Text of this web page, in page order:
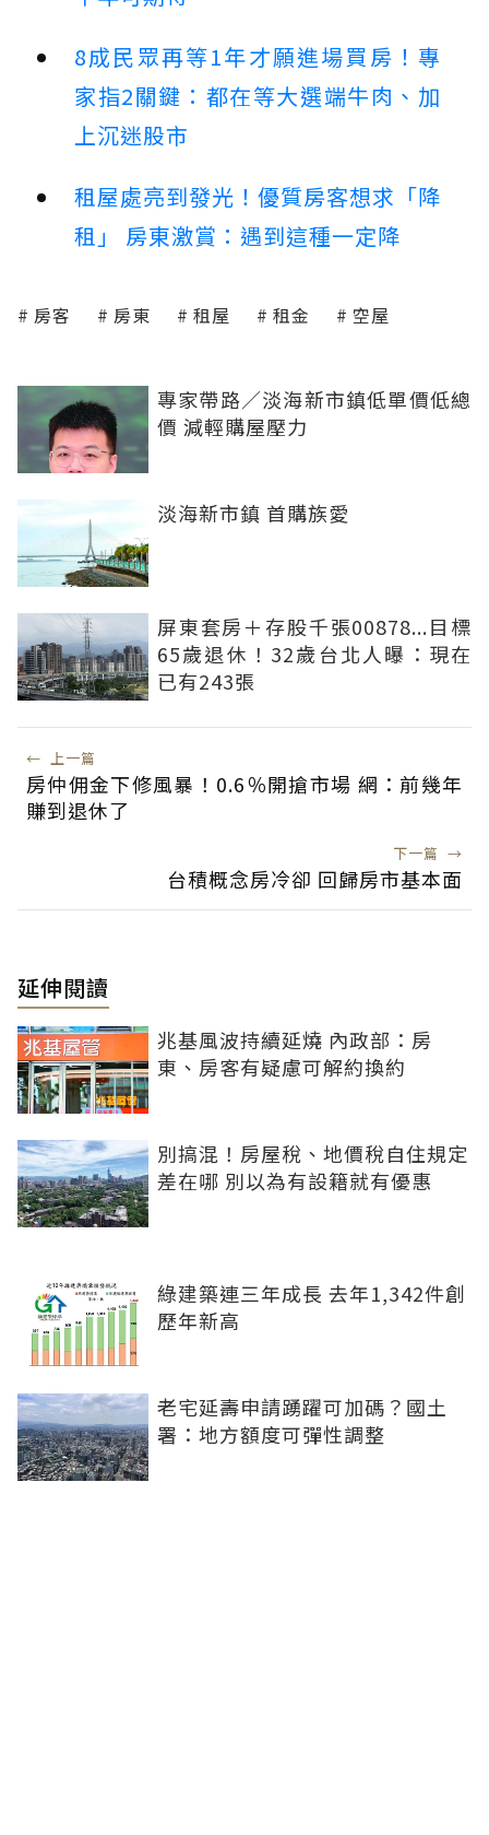
8成民眾再等1年才願進場買房！專
家指2關鍵：都在等大選端牛肉、加
上沉迷股市
租屋處亮到發光！優質房客想求「降
租」 房東激賞：遇到這種一定降
房客 房東 租屋 租金 空屋
專家帶路／淡海新市鎮低單價低總
價 減輕購屋壓力
淡海新市鎮 首購族愛
屏東套房＋存股千張00878...目標
65歲退休！32歲台北人曝：現在
已有243張
← 上一篇
房仲佣金下修風暴！0.6％開搶市場 網：前幾年
賺到退休了
下一篇 →
台積概念房冷卻 回歸房市基本面
延伸閱讀
兆基風波持續延燒 內政部：房
東、房客有疑慮可解約換約
別搞混！房屋稅、地價稅自住規定
差在哪 別以為有設籍就有優惠
綠建築連三年成長 去年1,342件創
歷年新高
老宅延壽申請踴躍可加碼？國土
署：地方額度可彈性調整